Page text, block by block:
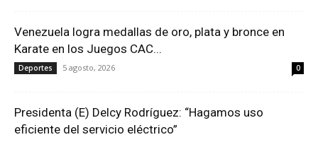
Venezuela logra medallas de oro, plata y bronce en
Karate en los Juegos CAC...
Deportes 5 agosto, 2026 0
Presidenta (E) Delcy Rodríguez: “Hagamos uso
eficiente del servicio eléctrico”